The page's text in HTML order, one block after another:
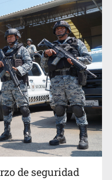
la liberación de
de seguridad